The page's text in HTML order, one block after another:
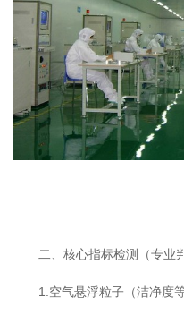
二、核心指标检测（专业判
1.空气悬浮粒子（洁净度等